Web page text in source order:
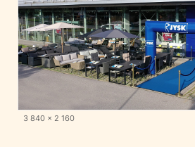
3 840 x 2 160